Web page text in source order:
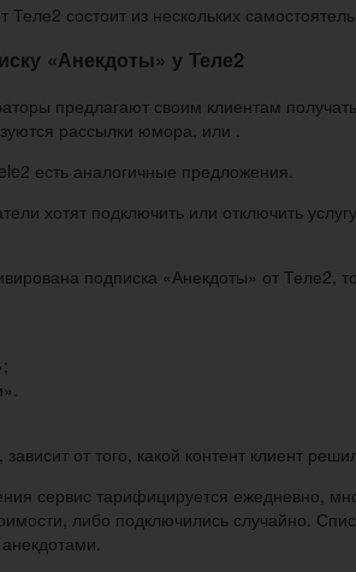
Теле2 состоит из нескольких
«Анекдоты» у Теле2
предлагают своим клиентам
рассылки юмора, или .
есть аналогичные предложения.
хотят подключить или отключить
подписка «Анекдоты» от
от того, какой контент клиент
сервис тарифицируется ежедневно,
либо подключились случайно.